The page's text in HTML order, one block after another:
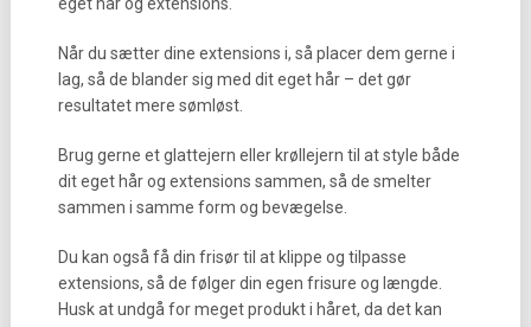
Når du sætter dine extensions i, så placer dem gerne i
lag, så de blander sig med dit eget hår – det gør
resultatet mere sømløst.
Brug gerne et glattejern eller krøllejern til at style både
dit eget hår og extensions sammen, så de smelter
sammen i samme form og bevægelse.
Du kan også få din frisør til at klippe og tilpasse
extensions, så de følger din egen frisure og længde.
Husk at undgå for meget produkt i håret, da det kan